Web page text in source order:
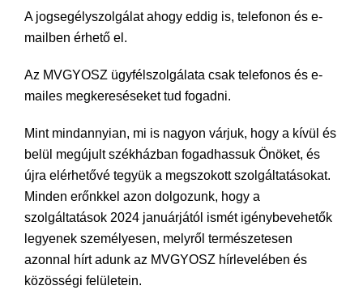
A jogsegélyszolgálat ahogy eddig is, telefonon és e-
mailben érhető el.
Az MVGYOSZ ügyfélszolgálata csak telefonos és e-
mailes megkereséseket tud fogadni.
Mint mindannyian, mi is nagyon várjuk, hogy a kívül és
belül megújult székházban fogadhassuk Önöket, és
újra elérhetővé tegyük a megszokott szolgáltatásokat.
Minden erőnkkel azon dolgozunk, hogy a
szolgáltatások 2024 januárjától ismét igénybevehetők
legyenek személyesen, melyről természetesen
azonnal hírt adunk az MVGYOSZ hírlevelében és
közösségi felületein.